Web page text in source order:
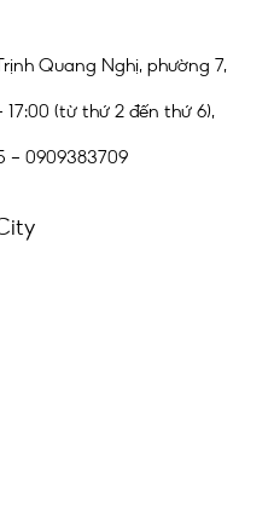
Quang Nghị, phường 7,
(từ thứ 2 đến thứ 6),
– 0909383709